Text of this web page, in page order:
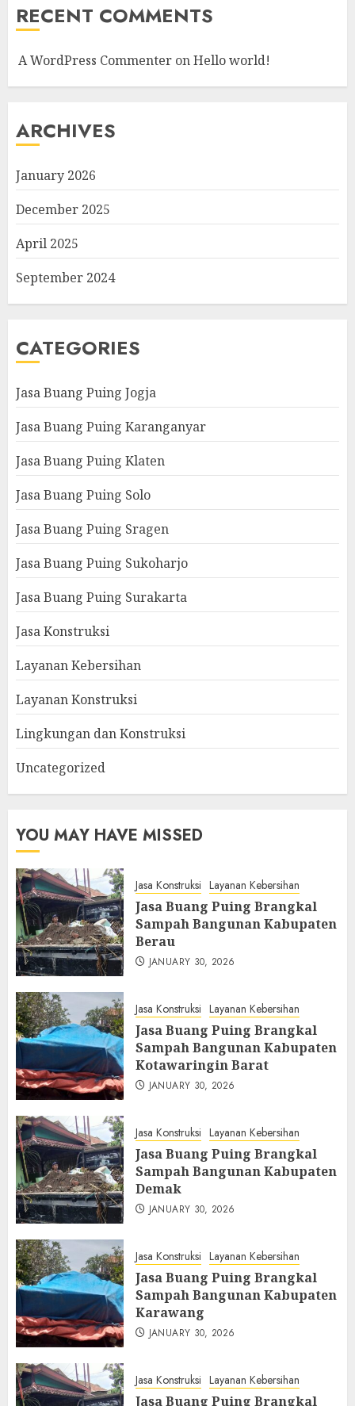
RECENT COMMENTS
A WordPress Commenter onHello world!
ARCHIVES
January 2026
December 2025
April 2025
September 2024
CATEGORIES
Jasa Buang Puing Jogja
Jasa Buang Puing Karanganyar
Jasa Buang Puing Klaten
Jasa Buang Puing Solo
Jasa Buang Puing Sragen
Jasa Buang Puing Sukoharjo
Jasa Buang Puing Surakarta
Jasa Konstruksi
Layanan Kebersihan
Layanan Konstruksi
Lingkungan dan Konstruksi
Uncategorized
YOU MAY HAVE MISSED
Jasa Konstruksi Layanan Kebersihan
Jasa Buang Puing Brangkal
Sampah Bangunan Kabupaten
Berau
JANUARY 30, 2026
Jasa Konstruksi Layanan Kebersihan
Jasa Buang Puing Brangkal
Sampah Bangunan Kabupaten
Kotawaringin Barat
JANUARY 30, 2026
Jasa Konstruksi Layanan Kebersihan
Jasa Buang Puing Brangkal
Sampah Bangunan Kabupaten
Demak
JANUARY 30, 2026
Jasa Konstruksi Layanan Kebersihan
Jasa Buang Puing Brangkal
Sampah Bangunan Kabupaten
Karawang
JANUARY 30, 2026
Jasa Konstruksi Layanan Kebersihan
Jasa Buang Puing Brangkal